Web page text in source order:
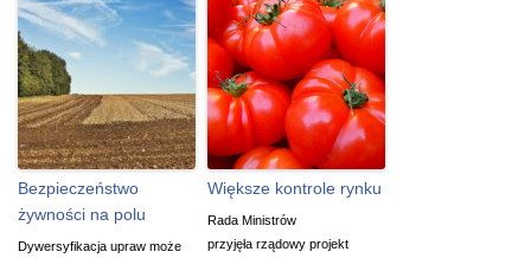
Bezpieczeństwo
żywności na polu
Dywersyfikacja upraw może
Większe kontrole rynku
Rada Ministrów
przyjęła rządowy projekt